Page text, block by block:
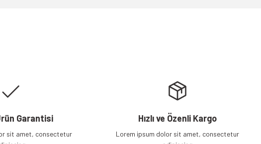
Garantisi
sit amet, consectetur
Hızlı ve Özenli Kargo
Lorem ipsum dolor sit amet, consectetur